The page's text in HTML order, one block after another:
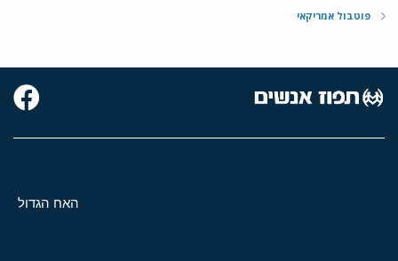
פוטבול אמריקאי
האח הגדול